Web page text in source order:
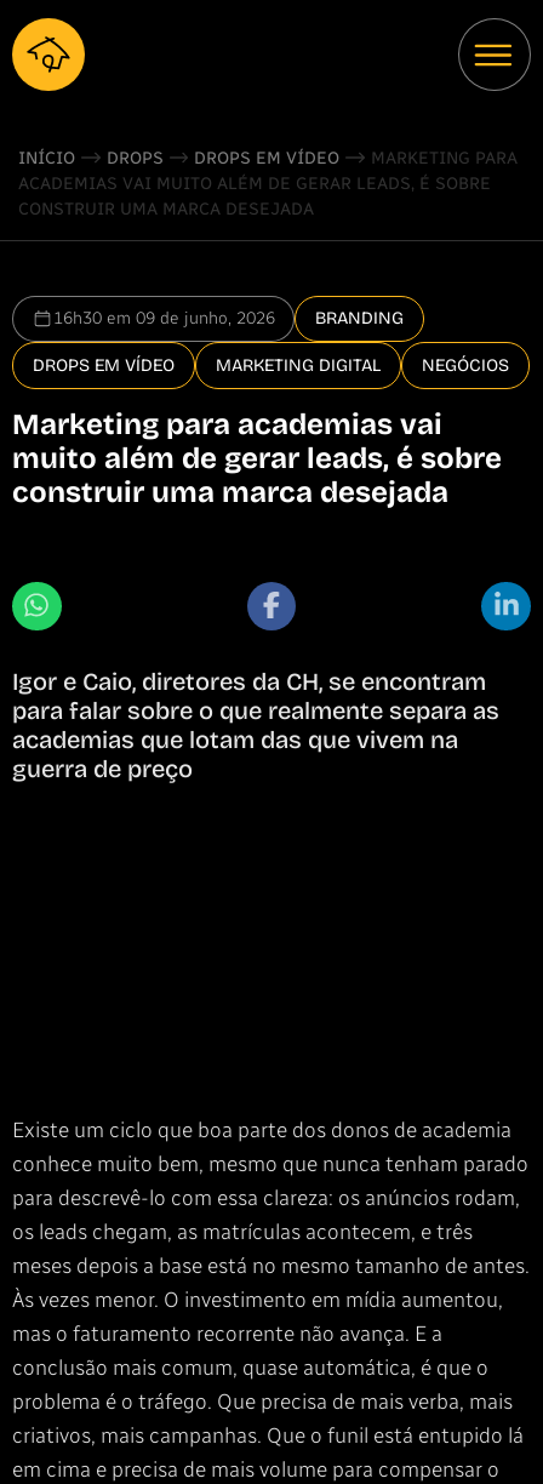
INÍCIO DROPS DROPS EM VÍDEO
MARKETING PARA
ACADEMIAS VAI MUITO ALÉM DE GERAR LEADS, É SOBRE
CONSTRUIR UMA MARCA DESEJADA
16h30 em 09 de junho, 2026 BRANDING
DROPS EM VÍDEO MARKETING DIGITAL NEGÓCIOS
Marketing para academias vai
muito além de gerar leads, é sobre
construir uma marca desejada
Igor e Caio, diretores da CH, se encontram
para falar sobre o que realmente separa as
academias que lotam das que vivem na
guerra de preço
Existe um ciclo que boa parte dos donos de academia
conhece muito bem, mesmo que nunca tenham parado
para descrevê-lo com essa clareza: os anúncios rodam,
os leads chegam, as matrículas acontecem, e três
meses depois a base está no mesmo tamanho de antes.
Às vezes menor. O investimento em mídia aumentou,
mas o faturamento recorrente não avança. E a
conclusão mais comum, quase automática, é que o
problema é o tráfego. Que precisa de mais verba, mais
criativos, mais campanhas. Que o funil está entupido lá
em cima e precisa de mais volume para compensar o